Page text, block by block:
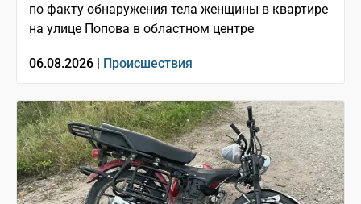
по факту обнаружения тела женщины в квартире
на улице Попова в областном центре
06.08.2026 | Происшествия